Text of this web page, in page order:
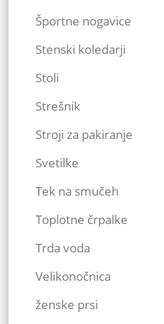
Športne nogavice
Stenski koledarji
Stoli
Strešnik
Stroji za pakiranje
Svetilke
Tek na smučeh
Toplotne črpalke
Trda voda
Velikonočnica
ženske prsi